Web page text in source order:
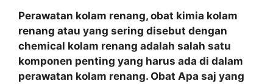
Perawatan kolam renang, obat kimia kolam
renang atau yang sering disebut dengan
chemical kolam renang adalah salah satu
komponen penting yang harus ada di dalam
perawatan kolam renang. Obat Apa saj yang